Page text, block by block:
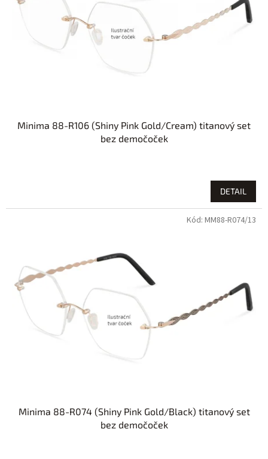
Minima 88-R106 (Shiny Pink Gold/Cream) titanový set
bez demočoček
DETAIL
Minima 88-R074 (Shiny Pink Gold/Black) titanový set
bez demočoček
Kód: MM88-R074/13